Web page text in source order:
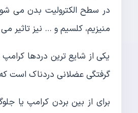
منیزیم، کلسیم و … نیز تاثیر
یکی از شایع ترین دردها
گرفتگی عضلانی دردناک است
برای از بین بردن کرامپ یا